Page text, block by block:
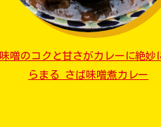
味噌のコクと甘さがカレーに絶妙
らまる さば味噌煮カレー